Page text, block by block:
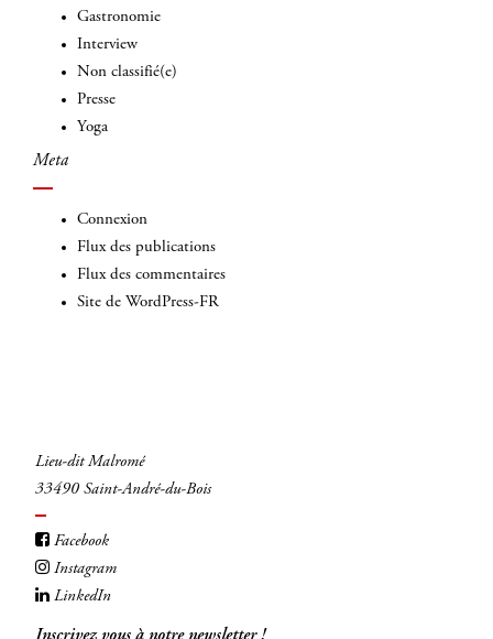
Gastronomie
Interview
Non classifié(e)
Presse
Yoga
Meta
Connexion
Flux des publications
Flux des commentaires
Site de WordPress-FR
Lieu-dit Malromé
33490 Saint-André-du-Bois
Facebook
Instagram
LinkedIn